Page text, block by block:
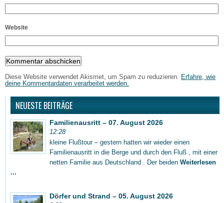
Website
Diese Website verwendet Akismet, um Spam zu reduzieren.
Erfahre, wie
deine Kommentardaten verarbeitet werden.
NEUESTE BEITRÄGE
Familienausritt – 07. August 2026
12:28
kleine Flußtour – gestern hatten wir wieder einen
Familienausritt in die Berge und durch den Fluß , mit einer
netten Familie aus Deutschland . Der beiden Weiterlesen
...
Dörfer und Strand – 05. August 2026